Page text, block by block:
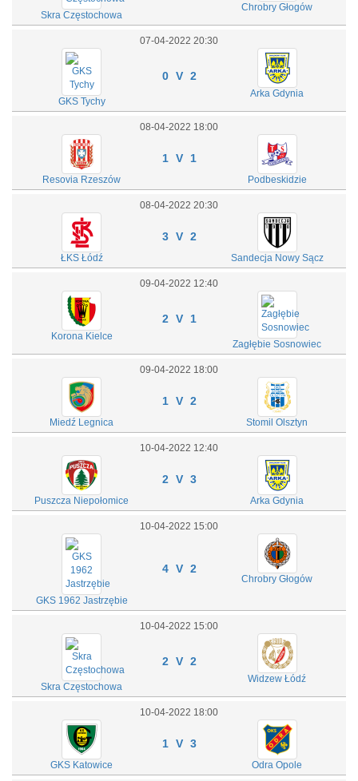
Skra Częstochowa
Chrobry Głogów
07-04-2022 20:30
GKS Tychy
0 V 2
Arka Gdynia
08-04-2022 18:00
Resovia Rzeszów
1 V 1
Podbeskidzie
08-04-2022 20:30
ŁKS Łódź
3 V 2
Sandecja Nowy Sącz
09-04-2022 12:40
Korona Kielce
2 V 1
Zagłębie Sosnowiec
09-04-2022 18:00
Miedź Legnica
1 V 2
Stomil Olsztyn
10-04-2022 12:40
Puszcza Niepołomice
2 V 3
Arka Gdynia
10-04-2022 15:00
GKS 1962 Jastrzębie
4 V 2
Chrobry Głogów
10-04-2022 15:00
Skra Częstochowa
2 V 2
Widzew Łódź
10-04-2022 18:00
GKS Katowice
1 V 3
Odra Opole